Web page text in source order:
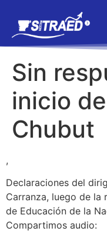
Sin
inicio
Chubut
,
Declaraciones del
Carranza, luego de la
de Educación de la
Compartimos audio: